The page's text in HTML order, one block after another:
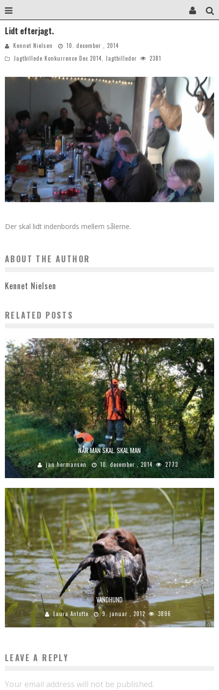
Lidt efterjagt.
Kennet Nielsen
10. december , 2014
Jagtbillede Konkurrence Dec 2014
Jagtbilleder 2381
Der skal lidt indenbords mellem sålerne.
ABOUT THE AUTHOR
Kennet Nielsen
RELATED POSTS
NÅR MAN SKAL. SKAL MAN
jan hermansen 10. december , 2014 2773
VANDHUND
Laura Antofte 9. januar , 2012 3896
LEAVE A REPLY
Your email address will not be published.